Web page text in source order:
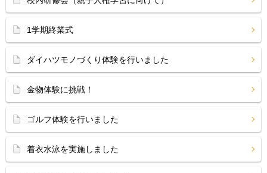
1学期終業式
ダイハツモノづくり体験を行いました
金物体験に挑戦！
ゴルフ体験を行いました
着衣水泳を実施しました